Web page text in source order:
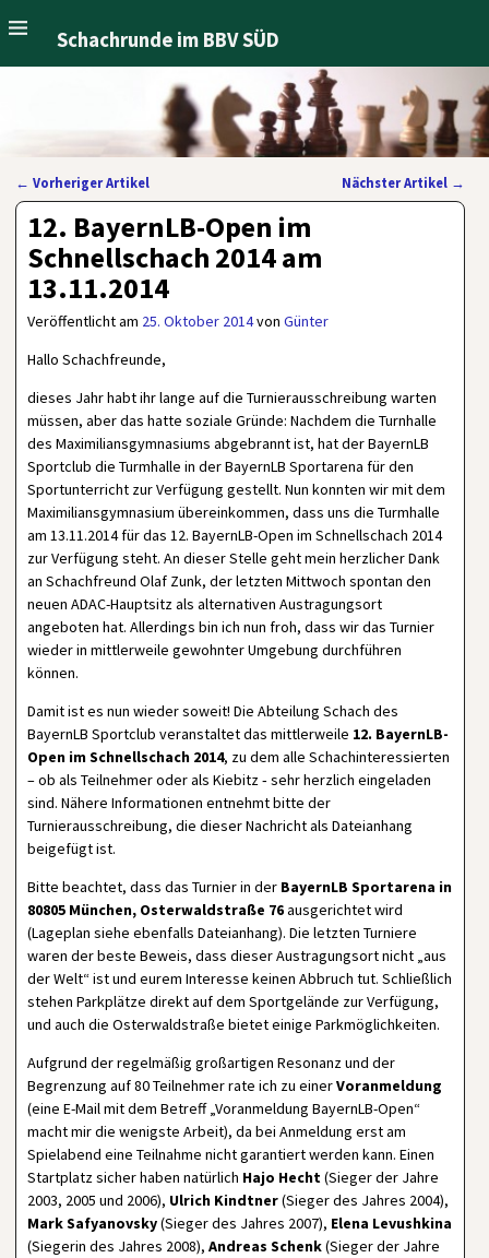
Schachrunde im BBV SÜD
Artikelnavigation
← Vorheriger Artikel Nächster Artikel →
12. BayernLB-Open im
Schnellschach 2014 am
13.11.2014
Veröffentlicht am 25. Oktober 2014vonGünter
Hallo Schachfreunde,
dieses Jahr habt ihr lange auf die Turnierausschreibung warten
müssen, aber das hatte soziale Gründe: Nachdem die Turnhalle
des Maximiliansgymnasiums abgebrannt ist, hat der BayernLB
Sportclub die Turmhalle in der BayernLB Sportarena für den
Sportunterricht zur Verfügung gestellt. Nun konnten wir mit dem
Maximiliansgymnasium übereinkommen, dass uns die Turmhalle
am 13.11.2014 für das 12. BayernLB-Open im Schnellschach 2014
zur Verfügung steht. An dieser Stelle geht mein herzlicher Dank
an Schachfreund Olaf Zunk, der letzten Mittwoch spontan den
neuen ADAC-Hauptsitz als alternativen Austragungsort
angeboten hat. Allerdings bin ich nun froh, dass wir das Turnier
wieder in mittlerweile gewohnter Umgebung durchführen
können.
Damit ist es nun wieder soweit! Die Abteilung Schach des
BayernLB Sportclub veranstaltet das mittlerweile 12. BayernLB-
Open im Schnellschach 2014, zu dem alle Schachinteressierten
– ob als Teilnehmer oder als Kie­bitz ‑ sehr herzlich eingeladen
sind. Nähere Informationen entnehmt bitte der
Turnierausschreibung, die dieser Nachricht als Dateianhang
beigefügt ist.
Bitte beachtet, dass das Turnier in der BayernLB Sportarena in
80805 München, Osterwaldstraße 76ausgerichtet wird
(Lageplan siehe ebenfalls Dateianhang). Die letzten Turniere
waren der beste Beweis, dass dieser Austragungsort nicht „aus
der Welt“ ist und eurem Interesse keinen Abbruch tut. Schließlich
stehen Parkplätze direkt auf dem Sportgelände zur Verfügung,
und auch die Osterwaldstraße bietet einige Parkmöglichkeiten.
Aufgrund der regelmäßig großartigen Resonanz und der
Begrenzung auf 80 Teilnehmer rate ich zu einerVoranmeldung
(eine E-Mail mit dem Betreff „Voranmeldung BayernLB-Open“
macht mir die wenigste Arbeit), da bei Anmeldung erst am
Spielabend eine Teilnahme nicht garantiert werden kann. Einen
Startplatz sicher haben natürlich Hajo Hecht(Sieger der Jahre
2003, 2005 und 2006), Ulrich Kindtner(Sieger des Jahres 2004),
Mark Safyanovsky(Sieger des Jahres 2007), Elena Levushkina
(Siegerin des Jahres 2008),Andreas Schenk(Sieger der Jahre